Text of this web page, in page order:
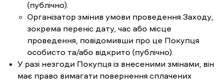
(публічно).
Організатор змінив умови проведення Заходу,
зокрема переніс дату, час або місце
проведення, повідомивши про це Покупця
особисто та/або відкрито (публічно).
У разі незгоди Покупця із внесеними змінами, він
має право вимагати повернення сплачених